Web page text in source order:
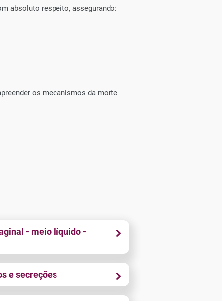
absoluto respeito, assegurando:
os mecanismos da morte
- meio líquido -
e secreções